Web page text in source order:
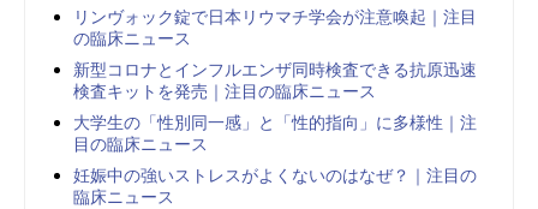
リンヴォック錠で日本リウマチ学会が注意喚起｜注目
の臨床ニュース
新型コロナとインフルエンザ同時検査できる抗原迅速
検査キットを発売｜注目の臨床ニュース
大学生の「性別同一感」と「性的指向」に多様性｜注
目の臨床ニュース
妊娠中の強いストレスがよくないのはなぜ？｜注目の
臨床ニュース